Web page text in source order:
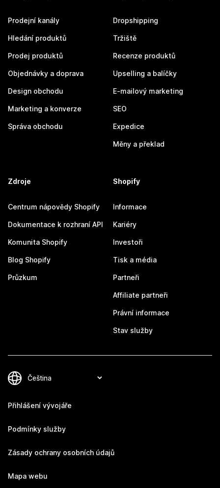
Prodejní kanály
Hledání produktů
Prodej produktů
Objednávky a doprava
Design obchodu
Marketing a konverze
Správa obchodu
Dropshipping
Tržiště
Recenze produktů
Upselling a balíčky
E-mailový marketing
SEO
Expedice
Měny a překlad
Zdroje
Centrum nápovědy Shopify
Dokumentace k rozhraní API
Komunita Shopify
Blog Shopify
Průzkum
Shopify
Informace
Kariéry
Investoři
Tisk a média
Partneři
Affiliate partneři
Právní informace
Stav služby
Přihlášení vývojáře
Podmínky služby
Zásady ochrany osobních údajů
Mapa webu